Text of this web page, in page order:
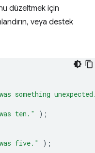
düzeltmek için
veya destek
something
ten."
);
five."
);